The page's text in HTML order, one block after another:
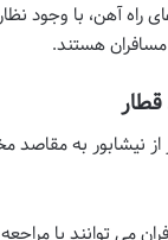
راه آهن، با وجود
هستند.
نیشابور به مقاصد
می توانند با